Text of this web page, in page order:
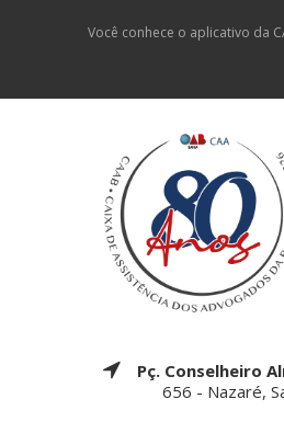
Você conhece o aplicativo da
Pç. Conselheiro
656 - Nazaré,